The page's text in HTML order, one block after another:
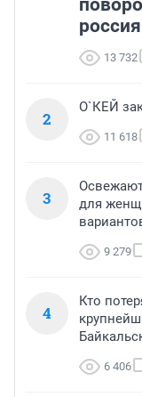
13 732
2
О`КЕЙ
11 618
3
для
9 279
4
Кто
6 406